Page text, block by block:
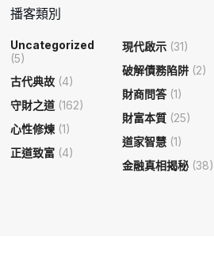
播客類別
Uncategorized
(5)
古代典故 (4)
守財之道 (162)
心性修煉 (1)
正道致富 (4)
現代啟示 (31)
破解債務陷阱 (2)
財商問答(1)
財富本質 (25)
道家智慧 (1)
金融真相揭秘 (38)